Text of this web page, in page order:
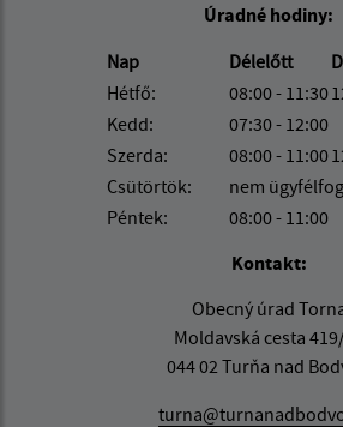
Úradné hodiny:
Nap
Délelőtt
Hétfő:
08:00 - 11:30
Kedd:
07:30 - 12:00
Szerda:
08:00 - 11:00
Csütörtök:
nem
Péntek:
08:00 - 11:00
Kontakt:
Obecný úrad
Moldavská cesta
044 02 Turňa nad